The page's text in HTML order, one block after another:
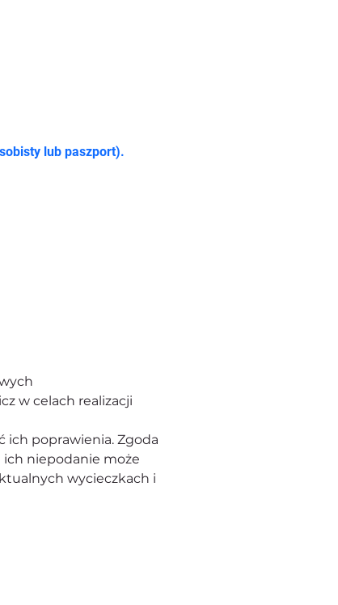
lub paszport).
w celach realizacji
ich poprawienia. Zgoda
ich niepodanie może
wycieczkach i